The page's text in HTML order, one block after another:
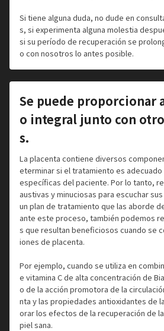
Si tiene alguna duda, no dude en
s, si experimenta alguna molestia
si su período de recuperación se
o con nosotros lo antes posible.
Se puede proporcionar
o integral junto con
s.
La placenta contiene diversos
eterminar si el tratamiento es
específicas del paciente. Por lo tanto,
austivas y minuciosas para escuchar
un plan de tratamiento que las aborde
ante este proceso, también podemos
s que resultan beneficiosos cuando se
iones de placenta.
Por ejemplo, cuando se utiliza en
e vitamina C de alta concentración de
o de la acción promotora de la
nta y las propiedades antioxidantes de
orar los efectos de la recuperación de
piel sana.